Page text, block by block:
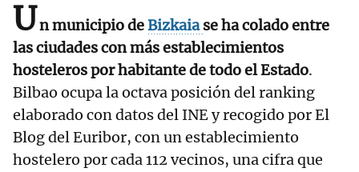
Un municipio deBizkaiase ha colado entre
las ciudades con más establecimientos
hosteleros por habitante de todo el Estado.
Bilbao ocupa la octava posición del ranking
elaborado con datos del INE y recogido por El
Blog del Euribor, con un establecimiento
hostelero por cada 112 vecinos, una cifra que